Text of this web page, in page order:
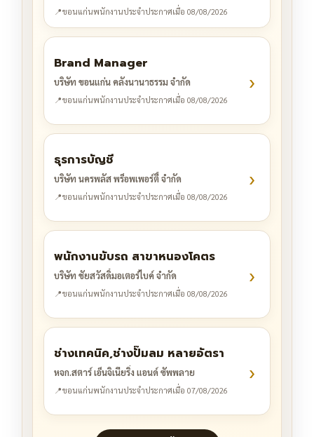
📍ขอนแก่นพนักงานประจำประกาศเมื่อ 08/08/2026
Brand Manager
บริษัท ขอนแก่น คลังนานาธรรม จำกัด
📍ขอนแก่นพนักงานประจำประกาศเมื่อ 08/08/2026
›
ธุรการบัญชี
บริษัท นครพลัส พร็อพเพอร์ตี้ จำกัด
📍ขอนแก่นพนักงานประจำประกาศเมื่อ 08/08/2026
›
พนักงานขับรถ สาขาหนองโคตร
บริษัท ชัยสวัสดิ์มอเตอร์ไบค์ จำกัด
📍ขอนแก่นพนักงานประจำประกาศเมื่อ 08/08/2026
›
ช่างเทคนิค,ช่างปั๊มลม หลายอัตรา
หจก.สตาร์ เอ็นจิเนียริ่ง แอนด์ ซัพพลาย
📍ขอนแก่นพนักงานประจำประกาศเมื่อ 07/08/2026
›